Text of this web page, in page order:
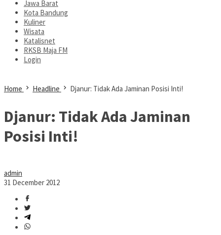
Jawa Barat
Kota Bandung
Kuliner
Wisata
Katalisnet
RKSB Maja FM
Login
Home Headline Djanur: Tidak Ada Jaminan Posisi Inti!
Djanur: Tidak Ada Jaminan
Posisi Inti!
admin
31 December 2012